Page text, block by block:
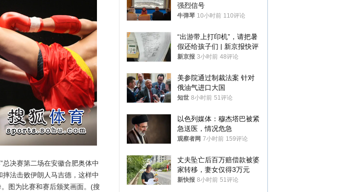
决赛第二场在安徽合肥奥体中
法击败伊朗人马吉德，这样中
图为比赛和赛后颁奖画面。(搜
强烈信号
牛弹琴 10小时前 110评论
“出游带上打印机”，请把暑
假还给孩子们 | 新京报快评
新京报 3小时前 48评论
美参院通过制裁法案 针对
俄油气进口大国
知世 8小时前 51评论
以色列媒体：穆杰塔巴被紧
急送医，情况危急
观察者网 7小时前 159评论
丈夫坠亡后百万赔偿款被婆
家转移，妻女仅得3万元
新快报 8小时前 51评论